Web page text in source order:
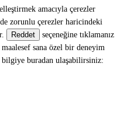
amacıyla çerezler
zorunlu çerezler haricindeki
Reddet
seçeneğine tıklamanız
sana özel bir deneyim
bilgiye buradan ulaşabilirsiniz: